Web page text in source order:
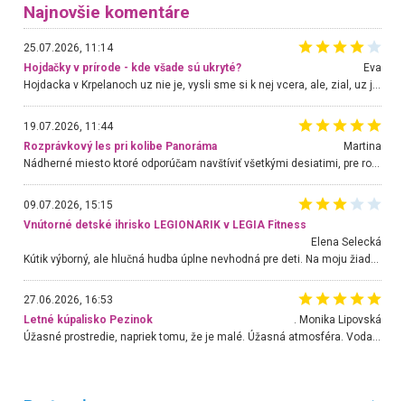
Najnovšie komentáre
25.07.2026, 11:14
Hojdačky v prírode - kde všade sú ukryté?
Eva
Hojdacka v Krpelanoch uz nie je, vysli sme si k nej vcera, ale, zial, uz je znicena. Ak sem planujete cestu len kvoli hojdacke, mozete si ju usetrit. Krasny vyhlad je tu vsak aj bez hojdacky :-)
19.07.2026, 11:44
Rozprávkový les pri kolibe Panoráma
Martina
Nádherné miesto ktoré odporúčam navštíviť všetkými desiatimi, pre rodiny s deťmi, dôchodcom... Proste a jednoducho ozaj rozprávkový les.. určite ešte prídeme. Odniesli sme si na pamiatku krásne tričká,
09.07.2026, 15:15
Vnútorné detské ihrisko LEGIONARIK v LEGIA Fitness
Elena Selecká
27.06.2026, 16:53
Letné kúpalisko Pezinok
. Monika Lipovská
Úžasné prostredie, napriek tomu, že je malé. Úžasná atmosféra. Voda fantastická a nádherná. Ľudí je pomerne veľa, ale su mili a ohľaduplní. Je veľmi zaujímavé sledovať, ako dokážu spolu športovať cudzí ľudia a bez ohľadu na vek. Vládne tu pohoda. Vnuka neviem dostať z vody. Ďakujem za krásny deň . Urcite sa sem vrátim. Jediný problém je s parkovaním, ale aj ten sa mi podarilo vyriešiť. Monika Bratislava